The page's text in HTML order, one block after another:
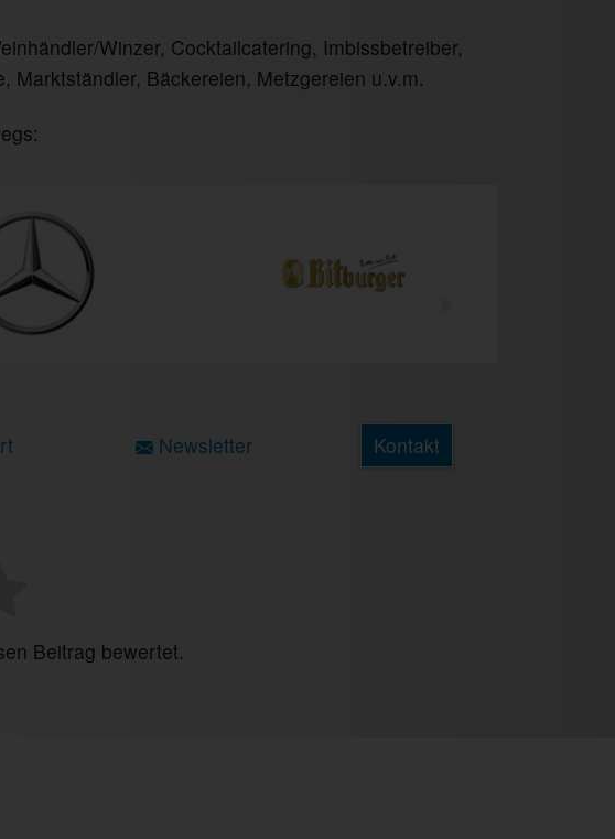
Winzer, Cocktailcatering, Imbissbetreiber,
Marktständler, Bäckereien, Metzgereien u.v.m.
Newsletter Kontakt
Beitrag bewertet.